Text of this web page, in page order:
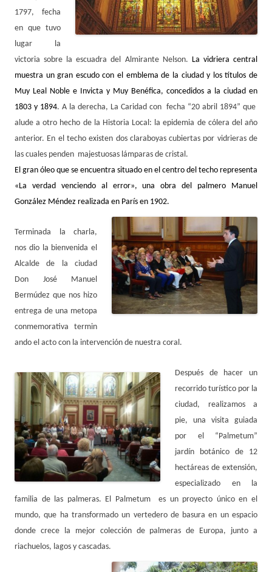
1797, fecha
en que tuvo
lugar la
victoria sobre la escuadra del Almirante Nelson. La vidriera central
muestra un gran escudo con el emblema de la ciudad y los títulos de
Muy Leal Noble e Invicta y Muy Benéfica, concedidos a la ciudad en
1803 y 1894. A la derecha, La Caridad con fecha “20 abril 1894” que
alude a otro hecho de la Historia Local: la epidemia de cólera del año
anterior. En el techo existen dos claraboyas cubiertas por vidrieras de
las cuales penden majestuosas lámparas de cristal.
El gran óleo que se encuentra situado en el centro del techo representa
«La verdad venciendo al error», una obra del palmero Manuel
González Méndez realizada en París en 1902.
Terminada la charla,
nos dio la bienvenida el
Alcalde de la ciudad
Don José Manuel
Bermúdez que nos hizo
entrega de una metopa
conmemorativa termin
ando el acto con la intervención de nuestra coral.
Después de hacer un
recorrido turístico por la
ciudad, realizamos a
pie, una visita guiada
por el “Palmetum”
jardín botánico de 12
hectáreas de extensión,
especializado en la
familia de las palmeras. El Palmetum es un proyecto único en el
mundo, que ha transformado un vertedero de basura en un espacio
donde crece la mejor colección de palmeras de Europa, junto a
riachuelos, lagos y cascadas.